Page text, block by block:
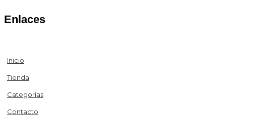
Enlaces
Inicio
Tienda
Categorías
Contacto